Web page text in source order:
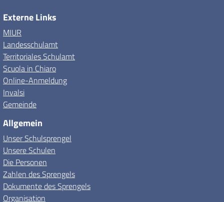
Externe Links
MIUR
Landesschulamt
Territoriales Schulamt
Scuola in Chiaro
Online-Anmeldung
Invalsi
Gemeinde
Allgemein
Unser Schulsprengel
Unsere Schulen
Die Personen
Zahlen des Sprengels
Dokumente des Sprengels
Organisation